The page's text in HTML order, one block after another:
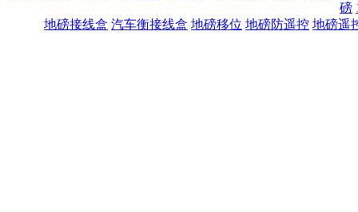
磅
地磅接线盒 汽车衡接线盒 地磅移位 地磅防遥控 地磅遥